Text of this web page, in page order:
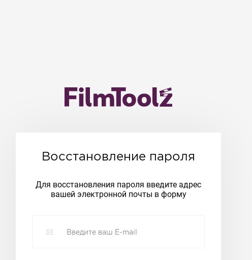
Восстановление пароля
Для восстановления пароля введите адрес
вашей электронной почты в форму